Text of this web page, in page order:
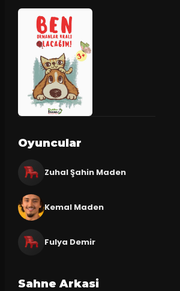
Oyuncular
Zuhal Şahin Maden
Kemal Maden
Fulya Demir
Sahne Arkasi